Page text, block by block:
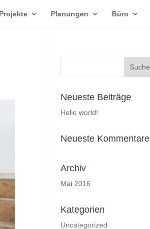
Planungen Büro
Neueste Beiträge
Hello world!
Neueste Kommentare
Archiv
Mai 2016
Kategorien
Uncategorized